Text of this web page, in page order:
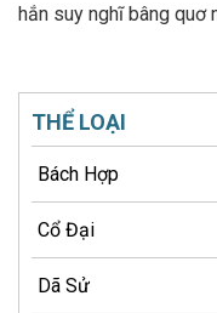
hắn suy nghĩ bâng quơ
THỂ LOẠI
Bách Hợp
Cổ Đại
Dã Sử